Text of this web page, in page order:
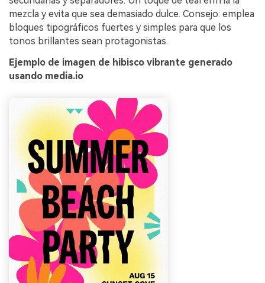
mezcla y evita que sea demasiado dulce. Consejo: emplea
bloques tipográficos fuertes y simples para que los
tonos brillantes sean protagonistas.
Ejemplo de imagen de hibisco vibrante generado
usando media.io